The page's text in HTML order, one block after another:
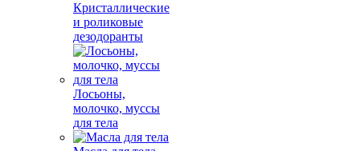
Кристаллические
и роликовые
дезодоранты
Лосьоны,
молочко, муссы
для тела